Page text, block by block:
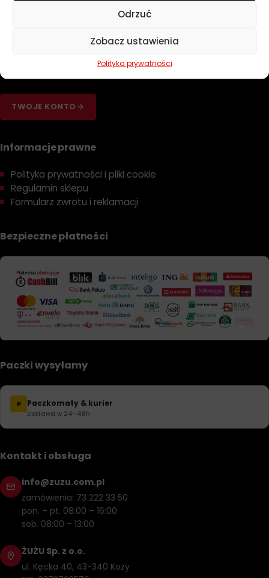
Odrzuć
Zobacz ustawienia
Polityka prywatności
TWOJE KONTO
Informacje prawne
Polityka prywatności i pliki cookie
Regulamin sklepu
Formularz zwrotu i reklamacji
Bezpieczne płatności
Paczki wysyłamy
P Paczkomaty & kurier
Dostawa w 24–48h
Kontakt i obsługa
info@zuzu.com.pl
zamówienia: 73 222 33 50
pon. – pt. 08:00 – 16:00
sob. 08:00 – 13:00
ŻUŻU Sp. z o.o.
ul. Kęcka 40, 43-340 Kozy